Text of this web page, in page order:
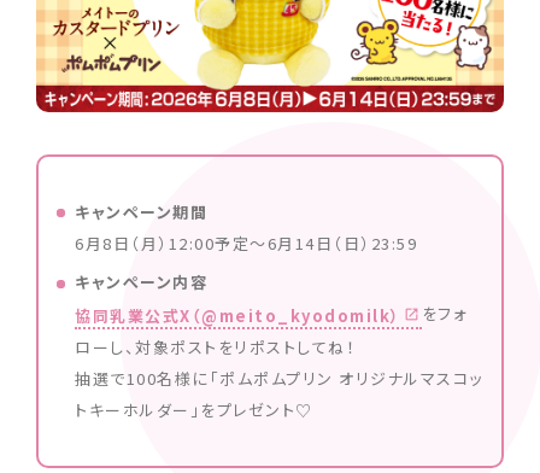
キャンペーン期間
6月8日（月）12:00予定～6月14日（日）23:59
キャンぺーン内容
協同乳業公式X（@meito_kyodomilk）
をフォ
ローし、対象ポストをリポストしてね！
抽選で100名様に「ポムポムプリン オリジナルマスコッ
トキーホルダー」をプレゼント♡